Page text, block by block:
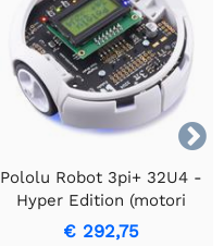

Pololu Robot 3pi+ 32U4 -
Hyper Edition (motori
HPCB 15:1) - assemblato
€ 292,75